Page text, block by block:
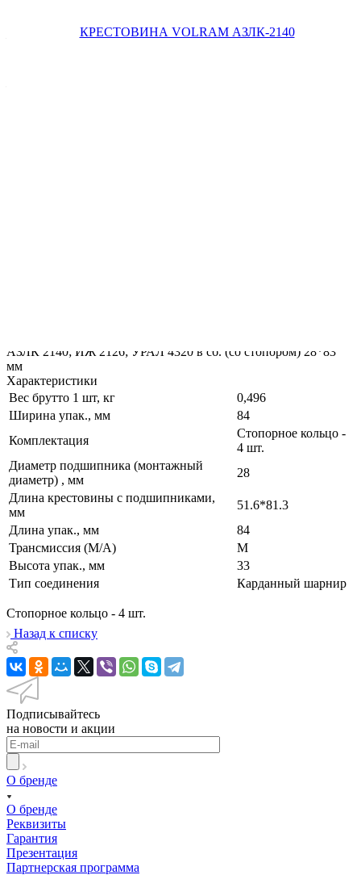
АЗЛК 2140; ИЖ 2126; УРАЛ 4320 в сб. (со стопором) 28*83
мм
Характеристики
Вес брутто 1 шт, кг
0,496
Ширина упак., мм
84
Комплектация
Стопорное кольцо -
4 шт.
Диаметр подшипника (монтажный
диаметр) , мм
28
Длина крестовины с подшипниками,
мм
51.6*81.3
Длина упак., мм
84
Трансмиссия (M/A)
M
Высота упак., мм
33
Тип соединения
Карданный шарнир
Стопорное кольцо - 4 шт.
Назад к списку
Подписывайтесь
на новости и акции
О бренде
О бренде
Реквизиты
Гарантия
Презентация
Партнерская программа